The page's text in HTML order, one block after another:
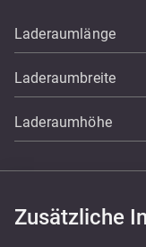
Laderaumlänge
Laderaumbreite
Laderaumhöhe
Zusätzliche